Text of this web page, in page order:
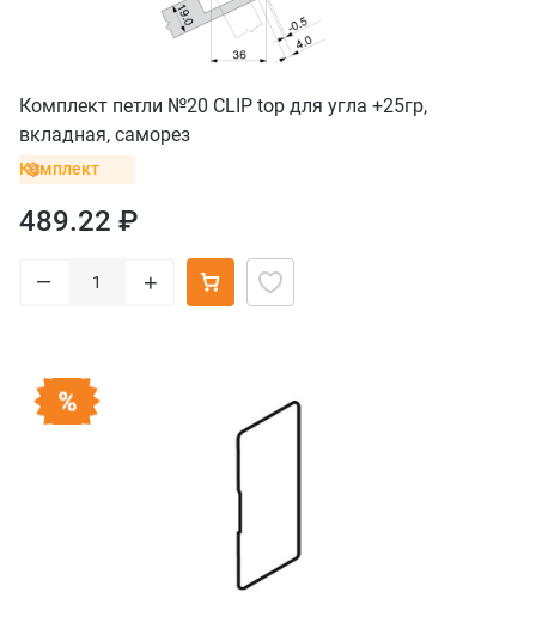
Комплект петли №20 CLIP top для угла +25гр,
вкладная, саморез
Комплект
489.22 ₽
– +